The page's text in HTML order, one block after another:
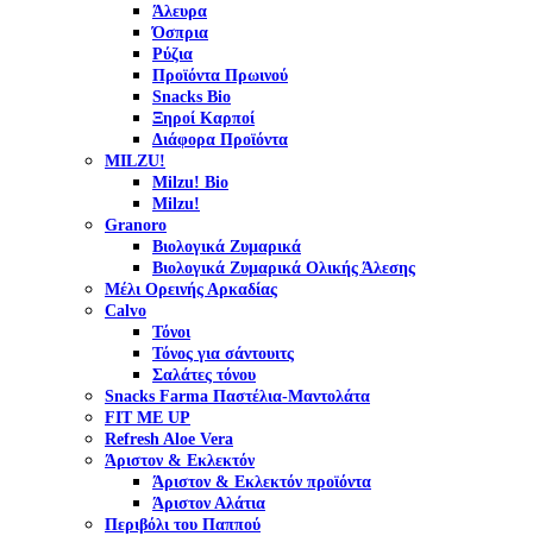
Άλευρα
Όσπρια
Ρύζια
Προϊόντα Πρωινού
Snacks Bio
Ξηροί Καρποί
Διάφορα Προϊόντα
MILZU!
Milzu! Bio
Milzu!
Granoro
Βιολογικά Ζυμαρικά
Βιολογικά Ζυμαρικά Ολικής Άλεσης
Μέλι Ορεινής Αρκαδίας
Calvo
Τόνοι
Τόνος για σάντουιτς
Σαλάτες τόνου
Snacks Farma Παστέλια-Μαντολάτα
FIT ME UP
Refresh Aloe Vera
Άριστον & Εκλεκτόν
Άριστον & Εκλεκτόν προϊόντα
Άριστον Αλάτια
Περιβόλι του Παππού